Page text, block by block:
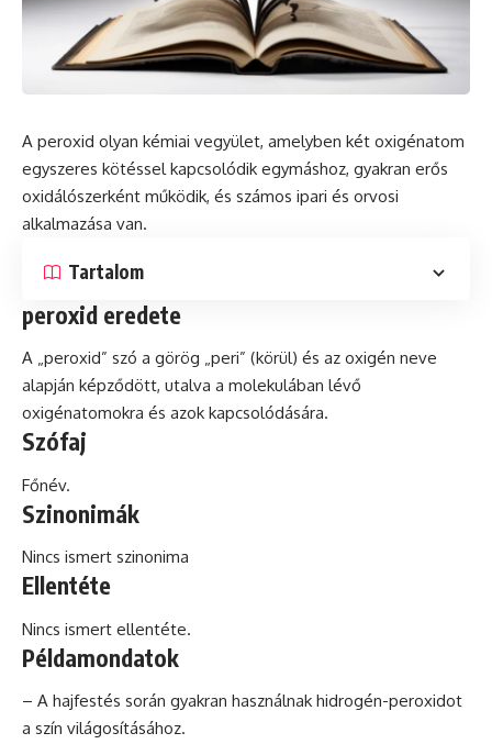
A peroxid olyan kémiai vegyület, amelyben két oxigénatom
egyszeres kötéssel kapcsolódik egymáshoz, gyakran erős
oxidálószerként működik, és számos ipari és orvosi
alkalmazása van.
Tartalom
peroxid eredete
A „peroxid” szó a görög „peri” (körül) és az oxigén neve
alapján képződött, utalva a molekulában lévő
oxigénatomokra és azok kapcsolódására.
Szófaj
Főnév.
Szinonimák
Nincs ismert szinonima
Ellentéte
Nincs ismert ellentéte.
Példamondatok
– A hajfestés során gyakran használnak hidrogén-peroxidot
a szín világosításához.